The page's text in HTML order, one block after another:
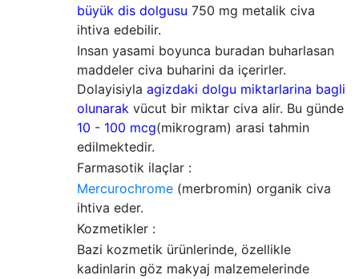
büyük dis dolgusu 750 mg metalik civa
ihtiva edebilir.
Insan yasami boyunca buradan buharlasan
maddeler civa buharini da içerirler.
Dolayisiyla agizdaki dolgu miktarlarina bagli
olunarak vücut bir miktar civa alir. Bu günde
10 - 100 mcg(mikrogram) arasi tahmin
edilmektedir.
Farmasotik ilaçlar :
Mercurochrome (merbromin) organik civa
ihtiva eder.
Kozmetikler :
Bazi kozmetik ürünlerinde, özellikle
kadinlarin göz makyaj malzemelerinde